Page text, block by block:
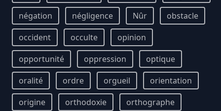
négation
négligence Nûr
obstacle
occident
occulte
opinion
opportunité
oppression
optique
oralité
ordre orgueil
orientation
origine
orthodoxie
orthographe